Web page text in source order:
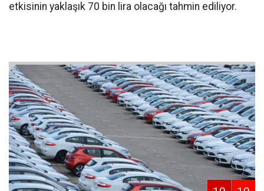
etkisinin yaklaşık 70 bin lira olacağı tahmin ediliyor.